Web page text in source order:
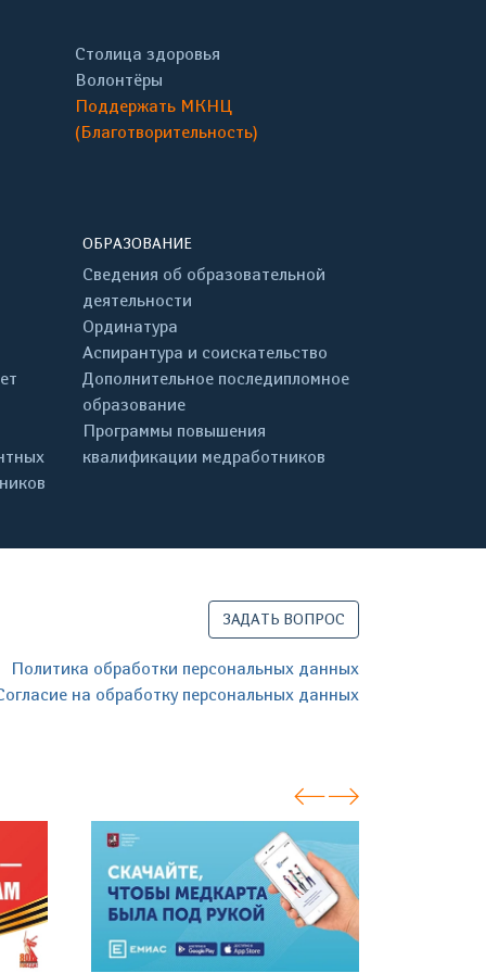
Столица здоровья
Волонтёры
Поддержать МКНЦ
(Благотворительность)
ОБРАЗОВАНИЕ
Сведения об образовательной
деятельности
Ординатура
Аспирантура и соискательство
Дополнительное последипломное
образование
Программы повышения
квалификации медработников
ЗАДАТЬ ВОПРОС
Политика обработки персональных данных
на обработку персональных данных